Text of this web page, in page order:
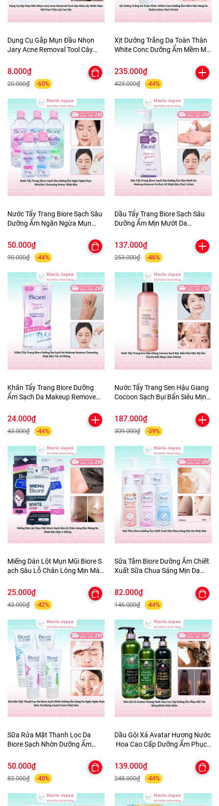
Dụng Cụ Gắp Mụn Đầu Nhọn
Jary Acne Removal Tool Cây
Tiện Lợi Cao Cấp
8.000₫
20.000₫ -60%
Xịt Dưỡng Trắng Da Toàn Thân
White Conc Dưỡng Ẩm Mềm Mịn
245ml
235.000₫
423.000₫ -44%
Nước Tẩy Trang Biore Sạch Sâu
Dưỡng Ẩm Ngăn Ngừa Mụn
Bản
50.000₫
90.000₫ -44%
Dầu Tẩy Trang Biore Sạch Sâu
Dưỡng Ẩm Mịn Mướt Da
Nhật Bản Chai 150ml
137.000₫
253.000₫ -46%
Khăn Tẩy Trang Biore Dưỡng
Ẩm Sạch Da Makeup Remove
Miếng
24.000₫
43.000₫ -44%
Nước Tẩy Trang Sen Hậu Giang
Cocoon Sạch Bụi Bẩn Siêu Mịn
500ml
187.000₫
309.000₫ -39%
Miếng Dán Lột Mụn Mũi Biore S
ạch Sâu Lỗ Chân Lông Mịn Màn
25.000₫
43.000₫ -42%
Sữa Tắm Biore Dưỡng Ẩm Chiết
Xuất Sữa Chua Sáng Mịn Da
82.000₫
146.000₫ -44%
Sữa Rửa Mặt Thanh Lọc Da
Biore Sạch Nhờn Dưỡng Ẩm
Purifying Facial Foam Nhật Bản
50.000₫
83.000₫ -40%
Dầu Gội Xả Avatar Hương Nước
Hoa Cao Cấp Dưỡng Ẩm Phục
139.000₫
248.000₫ -44%